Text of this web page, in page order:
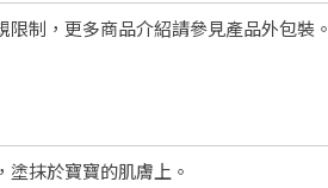
制，更多商品介紹請參見產品外包裝。
抹於寶寶的肌膚上。